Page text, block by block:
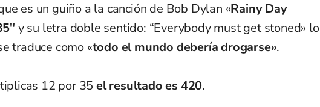
es un guiño a la canción de Bob Dylan «Rainy Day
y su letra doble sentido: “Everybody must get stoned» lo
traduce como «todo el mundo debería drogarse».
12 por 35 el resultado es 420.